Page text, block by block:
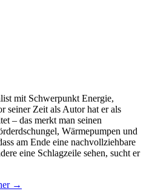
mit Schwerpunkt Energie,
seiner Zeit als Autor hat er als
– das merkt man seinen
Wärmepumpen und
am Ende eine nachvollziehbare
eine Schlagzeile sehen, sucht er
→